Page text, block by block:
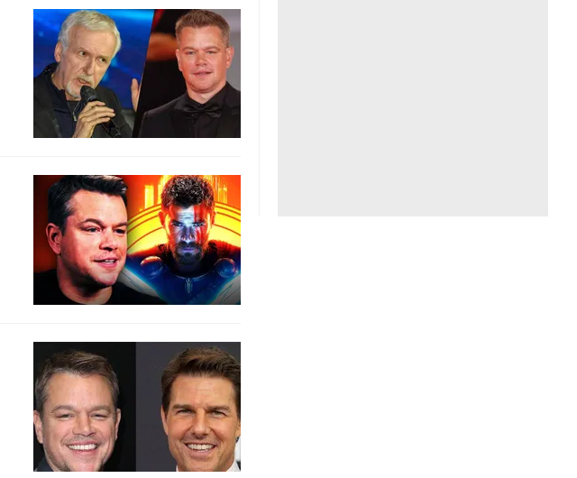
Hitech Công nghệ tương lai
Sản phẩm
Thị trường
Tư vấn